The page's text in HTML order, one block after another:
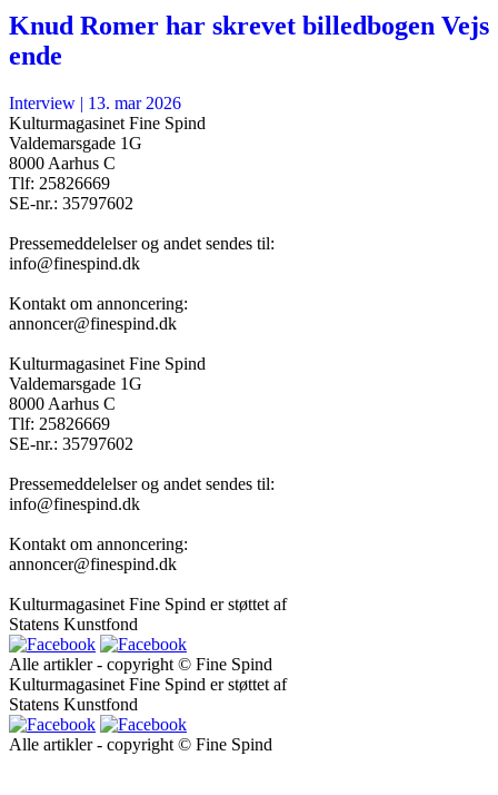
Knud Romer har skrevet billedbogen Vejs
ende
Interview | 13. mar 2026
Kulturmagasinet Fine Spind
Valdemarsgade 1G
8000 Aarhus C
Tlf: 25826669
SE-nr.: 35797602
Pressemeddelelser og andet sendes til:
info@finespind.dk
Kontakt om annoncering:
annoncer@finespind.dk
Kulturmagasinet Fine Spind
Valdemarsgade 1G
8000 Aarhus C
Tlf: 25826669
SE-nr.: 35797602
Pressemeddelelser og andet sendes til:
info@finespind.dk
Kontakt om annoncering:
annoncer@finespind.dk
Kulturmagasinet Fine Spind er støttet af
Statens Kunstfond
Alle artikler - copyright © Fine Spind
Kulturmagasinet Fine Spind er støttet af
Statens Kunstfond
Alle artikler - copyright © Fine Spind